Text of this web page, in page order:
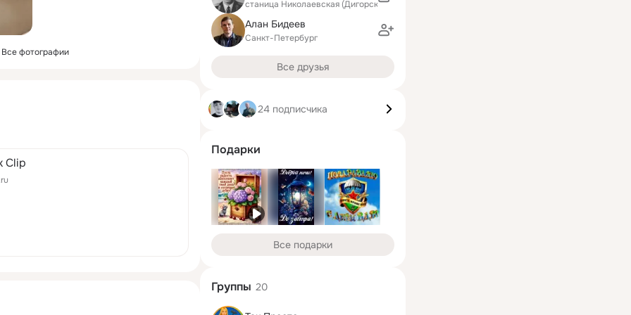
Все фотографии
Clip
станица Николаевская (Дигорский район)
Алан Бидеев
Санкт-Петербург
Все друзья
24 подписчика
Подарки
Все подарки
Группы 20